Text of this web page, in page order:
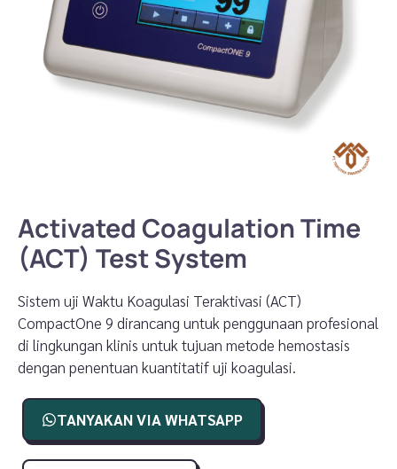
Activated Coagulation Time
(ACT) Test System
Sistem uji Waktu Koagulasi Teraktivasi (ACT)
CompactOne 9 dirancang untuk penggunaan profesional
di lingkungan klinis untuk tujuan metode hemostasis
dengan penentuan kuantitatif uji koagulasi.
TANYAKAN VIA WHATSAPP